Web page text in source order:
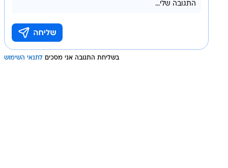
בשליחת התגובה אני מסכים לתנאי השימוש